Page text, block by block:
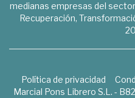
medianas empresas del
Recuperación,
Política de privacidad
Marcial Pons Librero S.L. -